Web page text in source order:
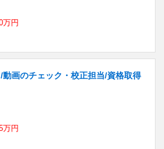
万円
画のチェック・校正担当/資格取得
万円